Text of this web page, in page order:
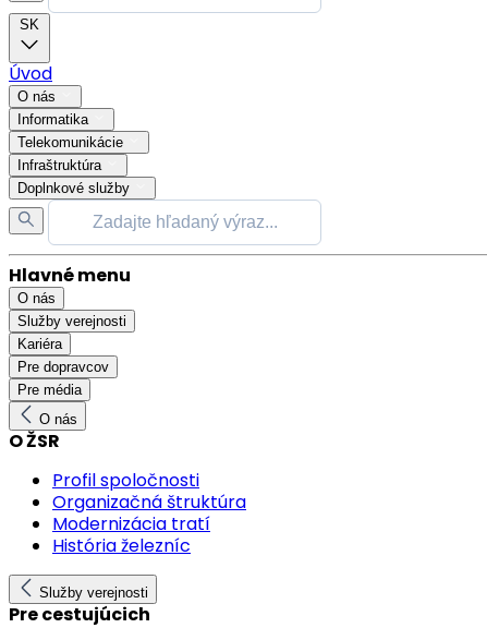
SK
Úvod
O nás
Informatika
Telekomunikácie
Infraštruktúra
Doplnkové služby
Hlavné menu
O nás
Služby verejnosti
Kariéra
Pre dopravcov
Pre média
O nás
O ŽSR
Profil spoločnosti
Organizačná štruktúra
Modernizácia tratí
História železníc
Služby verejnosti
Pre cestujúcich